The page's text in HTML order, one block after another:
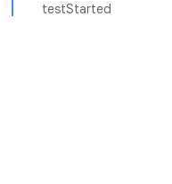
testStarted